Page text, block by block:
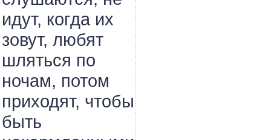
идут, когда их
зовут, любят
шляться по
ночам, потом
приходят, чтобы
быть